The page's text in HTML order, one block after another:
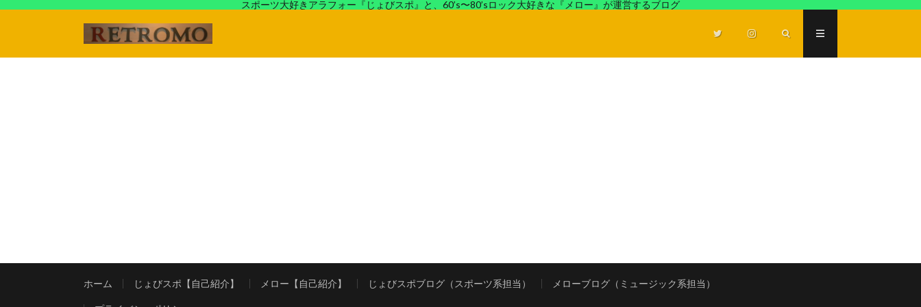
スポーツ大好きアラフォー『じょびスポ』と、60’s〜80’sロック大好きな『メロー』が運営するブログ
ホーム じょびスポ【自己紹介】 メロー【自己紹介】 じょびスポブログ（スポーツ系担当） メローブログ（ミュージック系担当）